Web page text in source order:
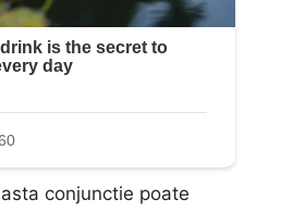
conjunctie poate